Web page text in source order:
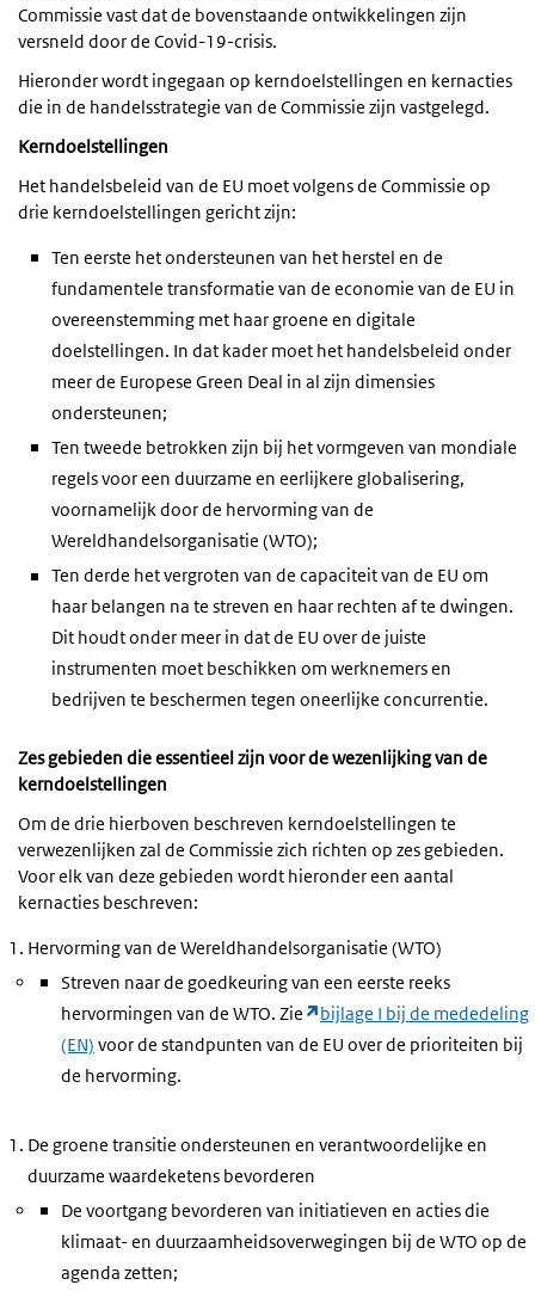
Commissie vast dat de bovenstaande ontwikkelingen zijn
versneld door de Covid-19-crisis.
Hieronder wordt ingegaan op kerndoelstellingen en kernacties
die in de handelsstrategie van de Commissie zijn vastgelegd.
Kerndoelstellingen
Het handelsbeleid van de EU moet volgens de Commissie op
drie kerndoelstellingen gericht zijn:
Ten eerste het ondersteunen van het herstel en de
fundamentele transformatie van de economie van de EU in
overeenstemming met haar groene en digitale
doelstellingen. In dat kader moet het handelsbeleid onder
meer de Europese Green Deal in al zijn dimensies
ondersteunen;
Ten tweede betrokken zijn bij het vormgeven van mondiale
regels voor een duurzame en eerlijkere globalisering,
voornamelijk door de hervorming van de
Wereldhandelsorganisatie (WTO);
Ten derde het vergroten van de capaciteit van de EU om
haar belangen na te streven en haar rechten af te dwingen.
Dit houdt onder meer in dat de EU over de juiste
instrumenten moet beschikken om werknemers en
bedrijven te beschermen tegen oneerlijke concurrentie.
Zes gebieden die essentieel zijn voor de wezenlijking van de
kerndoelstellingen
Om de drie hierboven beschreven kerndoelstellingen te
verwezenlijken zal de Commissie zich richten op zes gebieden.
Voor elk van deze gebieden wordt hieronder een aantal
kernacties beschreven:
Hervorming van de Wereldhandelsorganisatie (WTO)
Streven naar de goedkeuring van een eerste reeks
hervormingen van de WTO. Zie
bijlage I bij de mededeling
(EN) voor de standpunten van de EU over de prioriteiten bij
de hervorming.
De groene transitie ondersteunen en verantwoordelijke en
duurzame waardeketens bevorderen
De voortgang bevorderen van initiatieven en acties die
klimaat- en duurzaamheidsoverwegingen bij de WTO op de
agenda zetten;